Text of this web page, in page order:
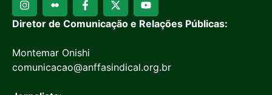
Diretor de Comunicação e Relações Públicas:
Montemar Onishi
comunicacao@anffasindical.org.br